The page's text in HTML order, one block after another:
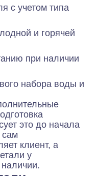
с учетом типа
и горячей
при наличии
набора воды и
это до начала
сам
клиент, а
у